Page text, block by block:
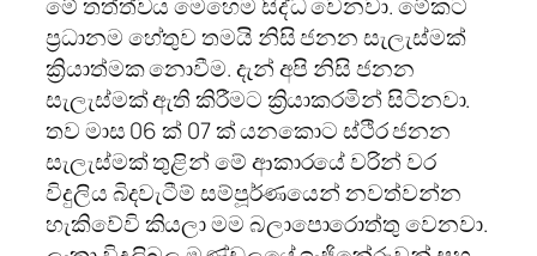
ප්‍රධානම හේතුව තමයි නිසි ජනන සැලැස්මක්
ක්‍රියාත්මක නොවීම. දැන් අපි නිසි ජනන
සැලැස්මක් ඇති කිරීමට ක්‍රියාකරමින් සිටිනවා.
තව මාස 06 ක් 07 ක් යනකොට ස්ථිර ජනන
සැලැස්මක් තුළින් මේ ආකාරයේ වරින් වර
විදුලිය බිදවැටීම් සම්පූර්ණයෙන් නවත්වන්න
හැකිවේවි කියලා මම බලාපොරොත්තු වෙනවා.